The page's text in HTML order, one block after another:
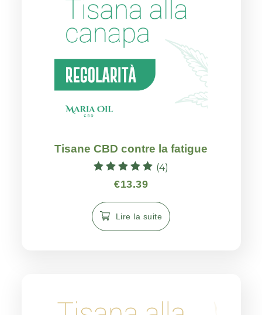
Tisane CBD contre la fatigue
Note
5.00
sur 5
(4)
€13.39
Lire la suite